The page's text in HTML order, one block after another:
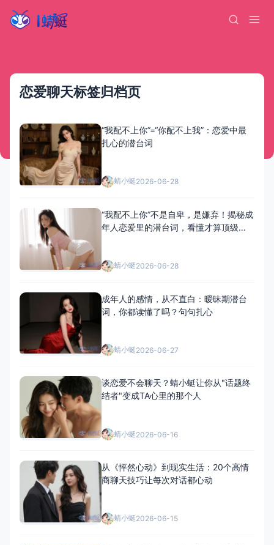
恋爱聊天标签归档页
“我配不上你”=“你配不上我”：恋爱中最
扎心的潜台词
蜻小蜓2026-06-28
“我配不上你”不是自卑，是嫌弃！揭秘成
年人恋爱里的潜台词，看懂才算顶级清
蜻小蜓2026-06-28
成年人的感情，从不直白：暧昧期潜台
词，你都读懂了吗？句句扎心
蜻小蜓2026-06-27
谈恋爱不会聊天？蜻小蜓让你从"话题终
结者"变成TA心里的那个人
蜻小蜓2026-06-16
从《怦然心动》到现实生活：20个高情
商聊天技巧让每次对话都心动
蜻小蜓2026-06-15